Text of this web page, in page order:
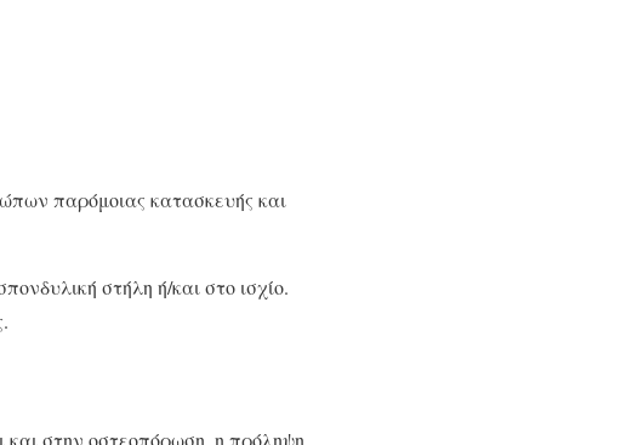
παρόμοιας κατασκευής και
στήλη ή/και στο ισχίο.
και στην οστεοπόρωση, η πρόληψη